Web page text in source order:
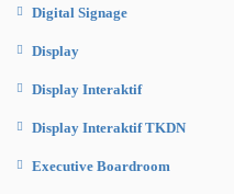
Digital Signage
Display
Display Interaktif
Display Interaktif TKDN
Executive Boardroom